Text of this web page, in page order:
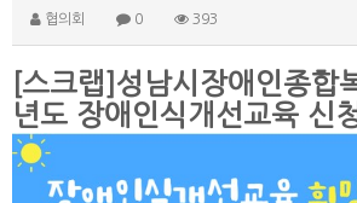
협의회 0 393
[스크랩]성남시장애인종
년도 장애인식개선교육 신